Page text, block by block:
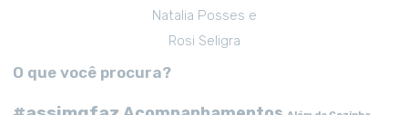
Natalia Posses e
Rosi Seligra
O que você procura?